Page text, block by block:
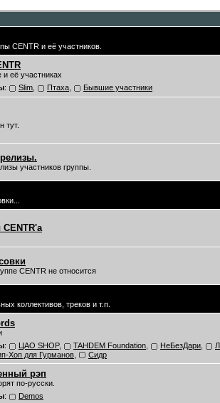
CENTR и её участников.
и её участниках
: Slim Птаха Бывшие участники
тут.
участников группы.
CENTR не относится
коллективов, треков и т.п.
: ЦАО SHOP, TAHDEM Foundation НеБезДари
Хоп для Гурманов Сидр
рэп
по-русски.
: Demos